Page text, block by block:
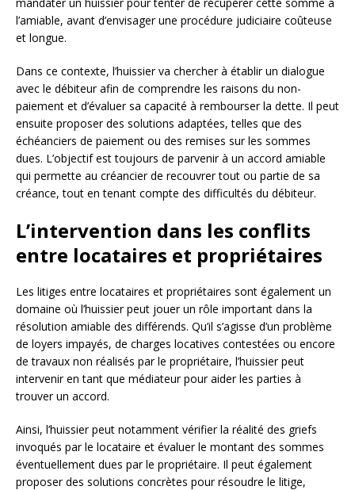
l’amiable, avant d’envisager une procédure judiciaire coûteuse
et longue.
Dans ce contexte, l’huissier va chercher à établir un dialogue
avec le débiteur afin de comprendre les raisons du non-
paiement et d’évaluer sa capacité à rembourser la dette. Il peut
ensuite proposer des solutions adaptées, telles que des
échéanciers de paiement ou des remises sur les sommes
dues. L’objectif est toujours de parvenir à un accord amiable
qui permette au créancier de recouvrer tout ou partie de sa
créance, tout en tenant compte des difficultés du débiteur.
L’intervention dans les conflits
entre locataires et propriétaires
Les litiges entre locataires et propriétaires sont également un
domaine où l’huissier peut jouer un rôle important dans la
résolution amiable des différends. Qu’il s’agisse d’un problème
de loyers impayés, de charges locatives contestées ou encore
de travaux non réalisés par le propriétaire, l’huissier peut
intervenir en tant que médiateur pour aider les parties à
trouver un accord.
Ainsi, l’huissier peut notamment vérifier la réalité des griefs
invoqués par le locataire et évaluer le montant des sommes
éventuellement dues par le propriétaire. Il peut également
proposer des solutions concrètes pour résoudre le litige,